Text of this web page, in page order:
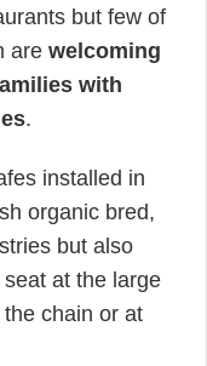
t
but few of
are welcoming
with
.
installed in
organic bred,
but also
at the large
chain or at